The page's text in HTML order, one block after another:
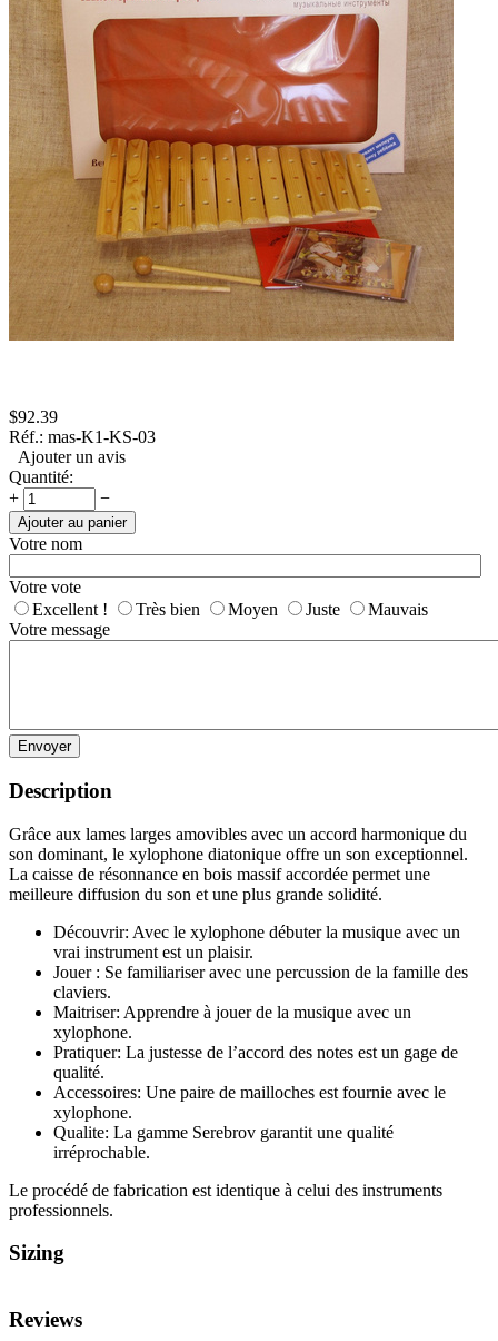
$92.39
Réf.: mas-K1-KS-03
Ajouter un avis
Quantité:
+
−
Ajouter au panier
Votre nom
Votre vote
Excellent !
Très bien Moyen Juste
Mauvais
Votre message
Envoyer
Description
Grâce aux lames larges amovibles avec un accord harmonique du
son dominant, le xylophone diatonique offre un son exceptionnel.
La caisse de résonnance en bois massif accordée permet une
meilleure diffusion du son et une plus grande solidité.
Découvrir: Avec le xylophone débuter la musique avec un
vrai instrument est un plaisir.
Jouer : Se familiariser avec une percussion de la famille des
claviers.
Maitriser: Apprendre à jouer de la musique avec un
xylophone.
Pratiquer: La justesse de l’accord des notes est un gage de
qualité.
Accessoires: Une paire de mailloches est fournie avec le
xylophone.
Qualite: La gamme Serebrov garantit une qualité
irréprochable.
Le procédé de fabrication est identique à celui des instruments
professionnels.
Sizing
Reviews